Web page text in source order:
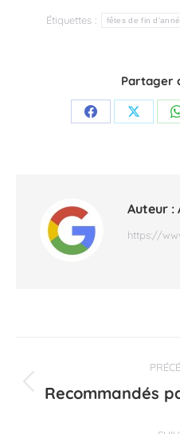
Étiquettes : fêtes de fin
Partager
Partager
Auteur :
https://
article
Recommandés